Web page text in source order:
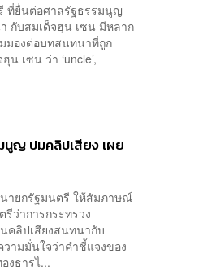
ที่ยื่นต่อศาลรัฐธรรมนูญ
กับสมเด็จฮุน เซน มีหลาก
มองต่อบทสนทนาที่ถูก
เซน ว่า ‘uncle’,
นูญ ปมคลิปเสียง เผย
ายกรัฐมนตรี ให้สัมภาษณ์
ว่าการกระทรวง
คลิปเสียงสนทนากับ
ามมั่นใจว่าคำชี้แจงของ
งธารไ...